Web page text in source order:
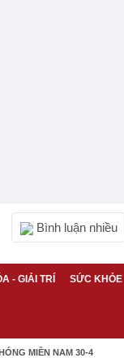
Bình luận nhiều
- GIẢI TRÍ SỨC KHỎE
MIỀN NAM 30-4